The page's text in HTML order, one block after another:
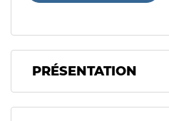
PRÉSENTATION
Tous les services